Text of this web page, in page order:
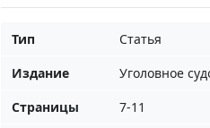
Тип
Статья
Издание
Уголовное
Страницы
7-11